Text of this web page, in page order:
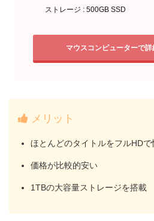
ストレージ : 500GB SSD
マウスコンピューターで
メリット
ほとんどのタイトルをフルHDで
価格が比較的安い
1TBの大容量ストレージを搭載